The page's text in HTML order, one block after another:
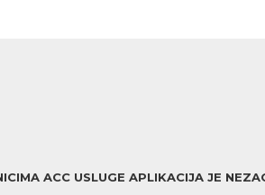
ACC USLUGE APLIKACIJA JE